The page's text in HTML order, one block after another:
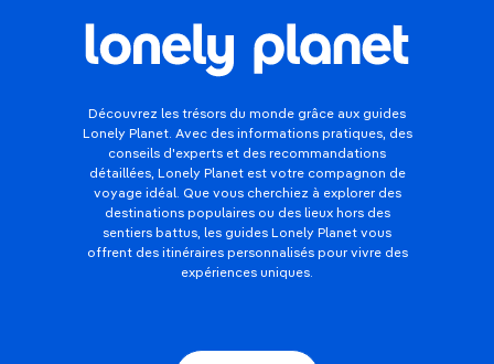
Découvrez les trésors du monde grâce aux guides
Lonely Planet. Avec des informations pratiques, des
conseils d'experts et des recommandations
détaillées, Lonely Planet est votre compagnon de
voyage idéal. Que vous cherchiez à explorer des
destinations populaires ou des lieux hors des
sentiers battus, les guides Lonely Planet vous
offrent des itinéraires personnalisés pour vivre des
expériences uniques.